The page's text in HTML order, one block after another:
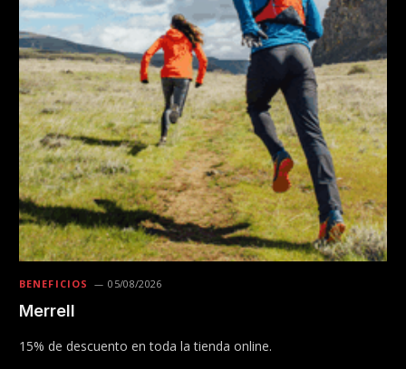
BENEFICIOS 05/08/2026
Merrell
15% de descuento en toda la tienda online.